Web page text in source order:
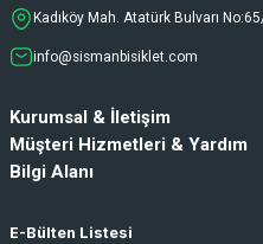
Ve sorunsuzdu.
sorunsuz elime ulaştı ürünler kaliteli
duruyor koltuk zaten full konfor
Gökhan Türkekul | 22/06/2026
Her şey kusursuzdu çok memnun kaldım
Kadıköy Mah. Atatürk Bulvarı
info@sismanbisiklet.com
Kurumsal & İletişim
Müşteri Hizmetleri & Yardım
Bilgi Alanı
E-Bülten Listesi